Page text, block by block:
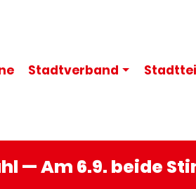
Stadt­verband
— Am 6.9. beide